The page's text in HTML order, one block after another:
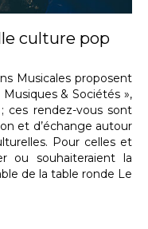
culture pop
Musicales proposent
& Sociétés »,
ces rendez-vous sont
et d’échange autour
Pour celles et
ou souhaiteraient la
de la table ronde Le